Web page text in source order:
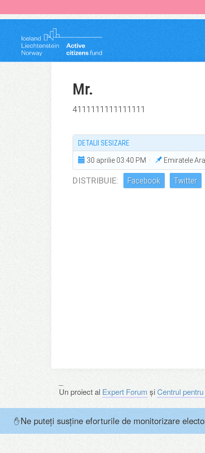
to
Mr.
4111111111111111
DETALII SESIZARE
30 aprilie 03:40 PM · Emiratele
DISTRIBUIE: Facebook Twitter
Un proiect al Expert Forum șiCentrul
✋Ne puteți susține eforturile de monitorizare